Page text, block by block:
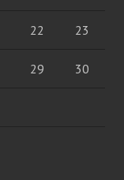
22 23
29 30